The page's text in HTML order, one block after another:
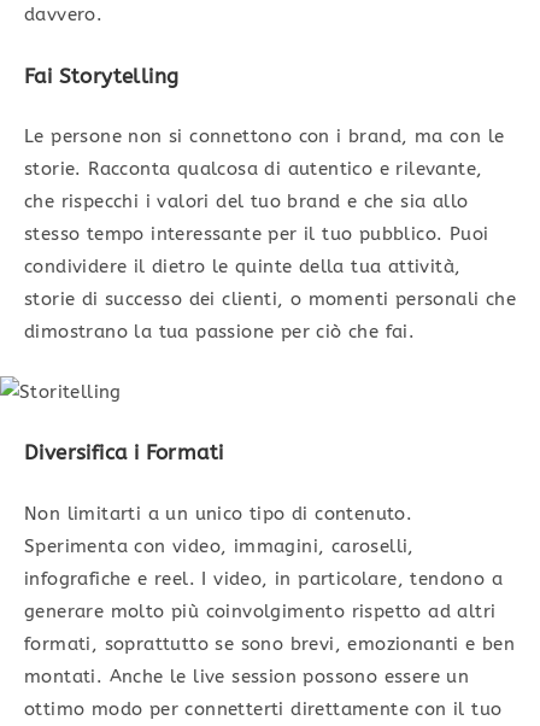
davvero.
Fai Storytelling
Le persone non si connettono con i brand, ma con le
storie. Racconta qualcosa di autentico e rilevante,
che rispecchi i valori del tuo brand e che sia allo
stesso tempo interessante per il tuo pubblico. Puoi
condividere il dietro le quinte della tua attività,
storie di successo dei clienti, o momenti personali che
dimostrano la tua passione per ciò che fai.
Diversifica i Formati
Non limitarti a un unico tipo di contenuto.
Sperimenta con video, immagini, caroselli,
infografiche e reel. I video, in particolare, tendono a
generare molto più coinvolgimento rispetto ad altri
formati, soprattutto se sono brevi, emozionanti e ben
montati. Anche le live session possono essere un
ottimo modo per connetterti direttamente con il tuo